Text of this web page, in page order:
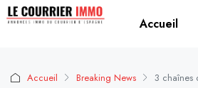
Accueil
Accueil Breaking News 3 chaînes